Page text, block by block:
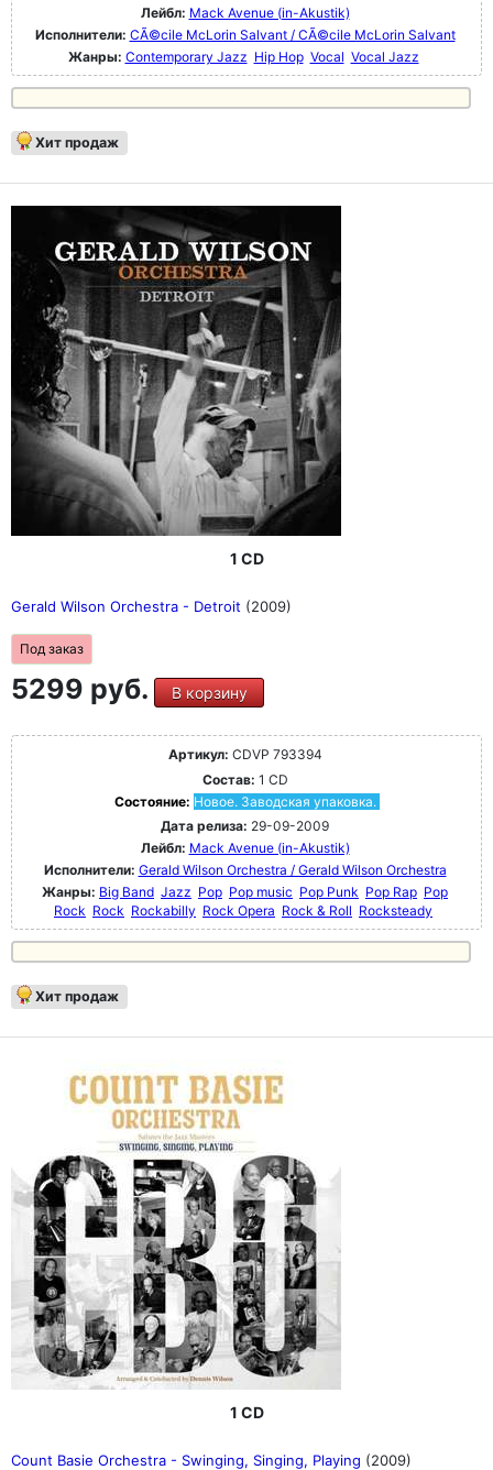
Лейбл: Mack Avenue (in-Akustik)
Исполнители: CÃ©cile McLorin Salvant / CÃ©cile McLorin Salvant
Жанры: Contemporary Jazz Hip Hop Vocal Vocal Jazz
Хит продаж
1 CD
Gerald Wilson Orchestra - Detroit (2009)
Под заказ
5299 руб. В корзину
Артикул: CDVP 793394
Состав: 1 CD
Состояние: Новое. Заводская упаковка.
Дата релиза: 29-09-2009
Лейбл: Mack Avenue (in-Akustik)
Исполнители: Gerald Wilson Orchestra / Gerald Wilson Orchestra
Жанры: Big Band Jazz Pop Pop music Pop Punk Pop Rap Pop
Rock Rock Rockabilly Rock Opera Rock & Roll Rocksteady
Хит продаж
1 CD
Count Basie Orchestra - Swinging, Singing, Playing (2009)